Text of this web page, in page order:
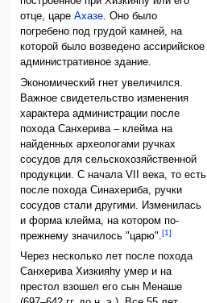
отце, цареАхазе. Оно было
погребено под грудой камней, на
которой было возведено ассирийское
административное здание.
Экономический гнет увеличился.
Важное свидетельство изменения
характера администрации после
похода Санхерива – клейма на
найденных археологами ручках
сосудов для сельскохозяйственной
продукции. С начала VII века, то есть
после похода Синахериба, ручки
сосудов стали другими. Изменилась
и форма клейма, на котором по-
прежнему значилось "царю".[1]
Через несколько лет после похода
Санхерива Хизкияhу умер и на
престол взошел его сын Менаше